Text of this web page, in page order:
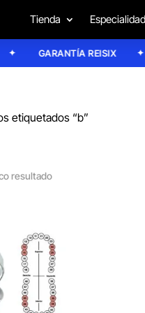
Tienda
GARANTÍA REISIX
etiquetados “b”
resultado